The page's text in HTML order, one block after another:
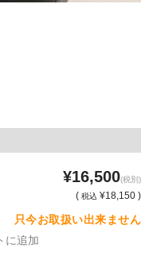
¥16,500(税別)
( 税込 ¥18,150 )
只今お取扱い出来ません
に追加